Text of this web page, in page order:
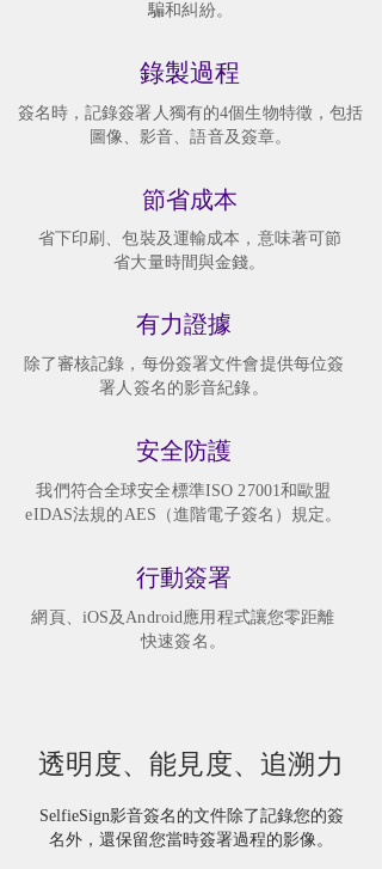
騙和糾紛。
錄製過程
簽名時，記錄簽署人獨有的4個生物特徵，包括
圖像、影音、語音及簽章。
​節省成本
省下印刷、包裝及運輸成本，意味著可節
省大量時間與金錢。
有力證據
除了審核記錄，每份簽署文件會提供每位簽
署人簽名的影音紀錄。
安全防護
我們符合全球安全標準ISO 27001和歐盟
eIDAS法規的AES（進階電子簽名）規定。
行動簽署
網頁、iOS及Android應用程式讓您零距離
快速簽名。
透明度、能見度、追溯力
SelfieSign影音簽名的文件除了記錄您的簽
名外，還保留您當時簽署過程的影像。